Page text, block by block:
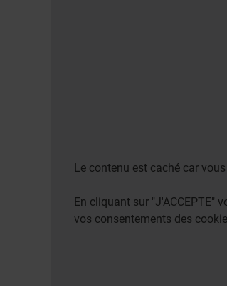
Le contenu est caché car
En cliquant sur "J'ACCEPTE"
vos consentements des